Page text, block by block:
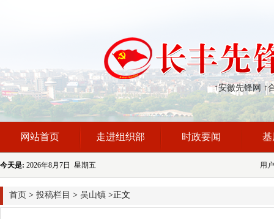
↑安徽先锋网 ↑
网站首页 走进组织部 时政要闻 基
今天是: 2026年8月7日 星期五 用
首页 > 投稿栏目 > 吴山镇 >正文